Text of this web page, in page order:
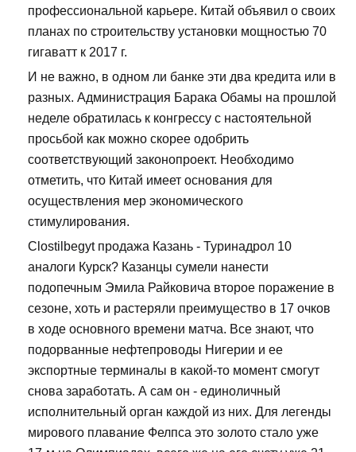
профессиональной карьере. Китай объявил о своих
планах по строительству установки мощностью 70
гигаватт к 2017 г.
И не важно, в одном ли банке эти два кредита или в
разных. Администрация Барака Обамы на прошлой
неделе обратилась к конгрессу с настоятельной
просьбой как можно скорее одобрить
соответствующий законопроект. Необходимо
отметить, что Китай имеет основания для
осуществления мер экономического
стимулирования.
Clostilbegyt продажа Казань - Туринадрол 10
аналоги Курск? Казанцы сумели нанести
подопечным Эмила Райковича второе поражение в
сезоне, хоть и растеряли преимущество в 17 очков
в ходе основного времени матча. Все знают, что
подорванные нефтепроводы Нигерии и ее
экспортные терминалы в какой-то момент смогут
снова заработать. А сам он - единоличный
исполнительный орган каждой из них. Для легенды
мирового плавание Фелпса это золото стало уже